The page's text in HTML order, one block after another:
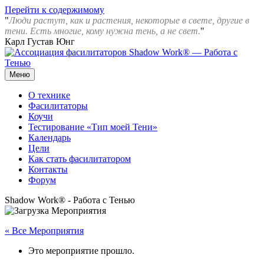
Перейти к содержимому
"Люди растут, как и растения, некоторые в свете, другие в
тени. Есть многие, кому нужна тень, а не свет."
Карл Густав Юнг
Ассоциация фасилитаторов Shadow Work® — Работа с Тенью
Меню
О технике
Фасилитаторы
Коучи
Тестирование «Тип моей Тени»
Календарь
Цели
Как стать фасилитатором
Контакты
Форум
Shadow Work® - Работа с Тенью
« Все Мероприятия
Это мероприятие прошло.